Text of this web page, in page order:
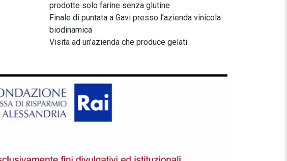
prodotte solo farine senza glutine
Finale di puntata a Gavi presso l’azienda vinicola
biodinamica
Visita ad un’azienda che produce gelati